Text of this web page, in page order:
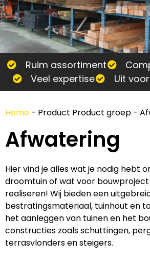
Ruim assortiment
Veel expertise
Uit
Home - Product Product groep -
Afwatering
Hier vind je alles wat je nodig hebt
droomtuin of wat voor
realiseren! Wij bieden een
bestratingsmateriaal, tuinhout en
het aanleggen van tuinen en het
constructies zoals schuttingen,
terrasvlonders en steigers.